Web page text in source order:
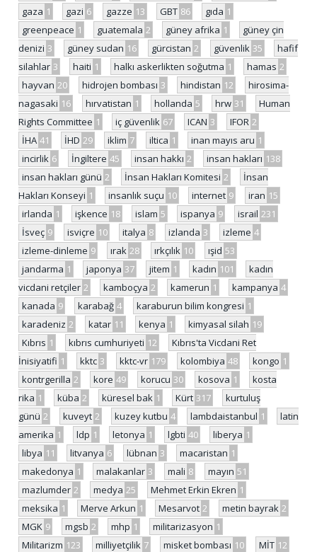
gaza 1 gazi 6 gazze 13 GBT 86 gıda 1
greenpeace 1 guatemala 2 güney afrika 1
güney çin
denizi 3 güney sudan 16 gürcistan 2 güvenlik 35
hafif
silahlar 3 haiti 1 halkı askerlikten soğutma 1 hamas 2
hayvan 20 hidrojen bombası 3 hindistan 12
hirosima-
nagasaki 16 hırvatistan 1 hollanda 5 hrw 31
Human
Rights Committee 1 iç güvenlik 67 ICAN 3 IFOR 2
İHA 41 İHD 29 iklim 7 iltica 1 inan mayıs aru 1
incirlik 6 İngiltere 45 insan hakkı 2 insan hakları 138
insan hakları günü 2 İnsan Hakları Komitesi 2
İnsan
Hakları Konseyi 1 insanlık suçu 10 internet 9 iran 15
irlanda 1 işkence 18 islam 5 ispanya 9 israil 231
İsveç 9 isviçre 10 italya 8 izlanda 3 izleme 4
izleme-dinleme 9 ırak 28 ırkçılık 10 ışid 53
jandarma 1 japonya 37 jitem 1 kadın 101
kadın
vicdani retçiler 2 kamboçya 2 kamerun 1 kampanya 4
kanada 9 karabağ 4 karaburun bilim kongresi 1
karadeniz 2 katar 11 kenya 1 kimyasal silah 19
Kıbrıs 1 kıbrıs cumhuriyeti 12
Kıbrıs'ta Vicdani Ret
İnisiyatifi 1 kktc 3 kktc-vr 179 kolombiya 48 kongo 1
kontrgerilla 2 kore 49 korucu 30 kosova 1
kosta
rika 1 küba 2 küresel bak 1 Kürt 317
kurtuluş
günü 2 kuveyt 2 kuzey kutbu 4 lambdaistanbul 1
latin
amerika 1 ldp 1 letonya 1 lgbti 40 liberya 1
libya 11 litvanya 6 lübnan 3 macaristan 1
makedonya 1 malakanlar 3 mali 8 mayın 51
mazlumder 2 medya 25 Mehmet Erkin Ekren 1
meksika 1 Merve Arkun 1 Mesarvot 2 metin bayrak 2
MGK 9 mgsb 2 mhp 1 militarizasyon 1
Militarizm 123 milliyetçilik 7 misket bombası 10 MİT 12